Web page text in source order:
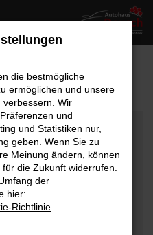
dir helfen können:
und deine
Beispiel deine
die bestmögliche
ermöglichen und unsere
verbessern. Wir
und
und Statistiken nur,
geben. Wenn Sie zu
Meinung ändern, können
die Zukunft widerrufen.
der
hier:
Richtlinie